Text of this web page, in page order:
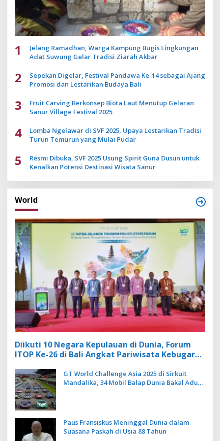
1
Jelang Ramadhan, Warga Kampung Bugis Lingkungan
Adat Suwung Gelar Tradisi Ziarah Akbar
2
Sepekan Digelar, Festival Pandawa Ke-14 sebagai Ajang
Promosi dan Lestarikan Budaya Bali
3
Fruit Carving Berkonsep Biota Laut Menutup Gelaran
Sanur Village Festival 2025
4
Lomba Ngelawar di SVF 2025, Upaya Lestarikan Tradisi
Turun Temurun yang Mulai Pudar
5
Resmi Dibuka, SVF 2025 Usung Spirit Guna Dusun untuk
Kenalkan Potensi Destinasi Wisata Sanur
World
Diikuti 10 Negara Kepulauan di Dunia, Forum
ITOP Ke-26 di Bali Angkat Pariwisata Kebugaran
GT World Challenge Asia 2025 di Sirkuit
Mandalika, 34 Mobil Balap Dunia Bakal Adu
Paus Fransiskus Meninggal Dunia dalam
Suasana Paskah di Usia 88 Tahun